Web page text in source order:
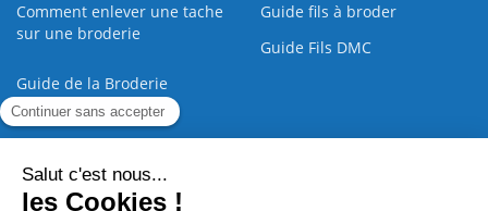
Comment enlever une tache
sur une broderie
Guide fils à broder
Guide Fils DMC
Guide de la Broderie
Commande Papier |